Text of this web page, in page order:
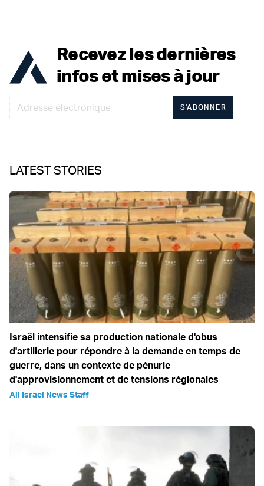
Recevez les dernières
infos et mises à jour
S'ABONNER
LATEST STORIES
Israël intensifie sa production nationale d'obus
d'artillerie pour répondre à la demande en temps de
guerre, dans un contexte de pénurie
d'approvisionnement et de tensions régionales
All Israel News Staff